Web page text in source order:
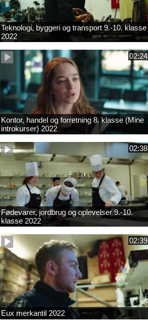
Teknologi, byggeri og transport 9.-10. klasse
2022
02:24
Kontor, handel og forretning 8. klasse (Mine
introkurser) 2022
02:38
Fødevarer, jordbrug og oplevelser 9.-10.
klasse 2022
02:39
Eux merkantil 2022